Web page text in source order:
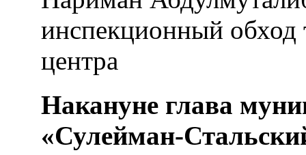
инспекционный обход
центра
Накануне глава
«Сулейман-